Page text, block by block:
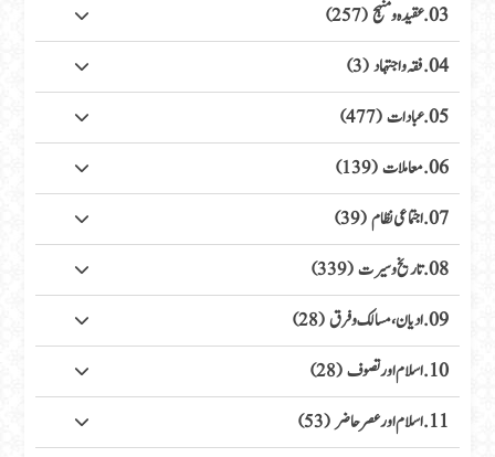
03. عقیدہ ومنہج (257)
04. فقہ واجتہاد (3)
05. عبادات (477)
06. معاملات (139)
07. اجتماعی نظام (39)
08. تاریخ وسیرت (339)
09. ادیان، مسالک وفرق (28)
10. اسلام اور تصوف (28)
11. اسلام اور عصر حاضر (53)